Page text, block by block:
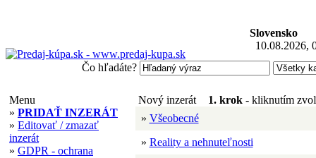
Slovensko
10.08.2026,
Čo hľadáte?
Menu
» PRIDAŤ INZERÁT
» Editovať / zmazať
inzerát
» GDPR - ochrana
Nový inzerát 1. krok- kliknutím
» Všeobecné
» Reality a nehnuteľnosti